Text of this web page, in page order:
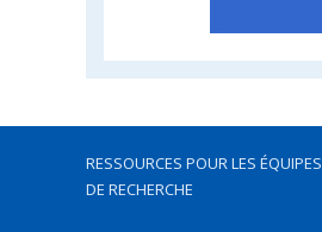
RESSOURCES POUR LES ÉQUIPES
DE RECHERCHE